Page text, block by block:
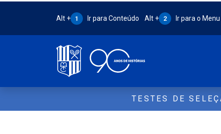
Atalho Alt + 1:
Alt + 1 Ir para Conteúdo Atalho Alt + 2:
Alt + 2 Ir para o Menu
TESTES DE